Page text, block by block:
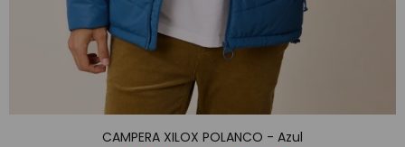
CAMPERA XILOX POLANCO - Azul